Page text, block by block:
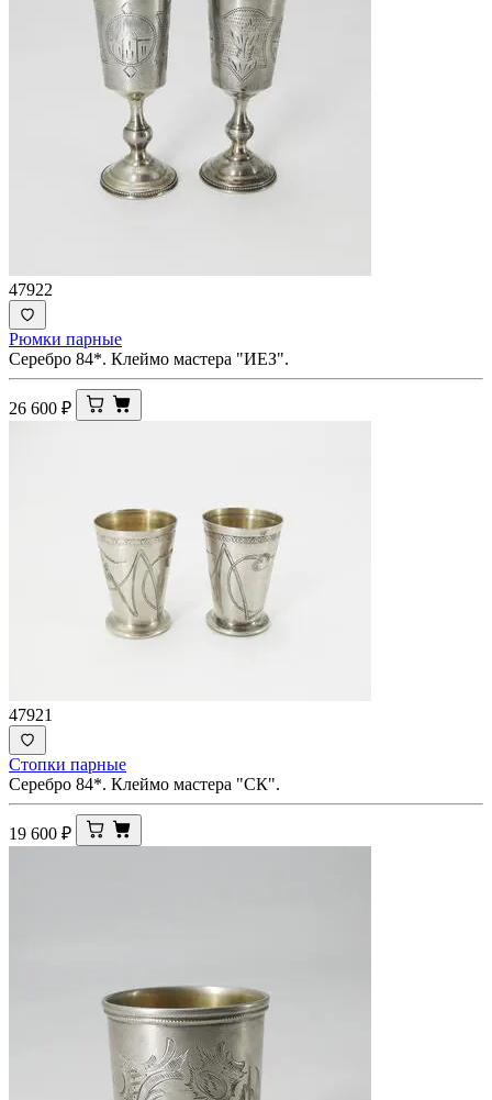
47922
Рюмки парные
Серебро 84*. Клеймо мастера "ИЕЗ".
26 600 ₽
47921
Стопки парные
Серебро 84*. Клеймо мастера "СК".
19 600 ₽